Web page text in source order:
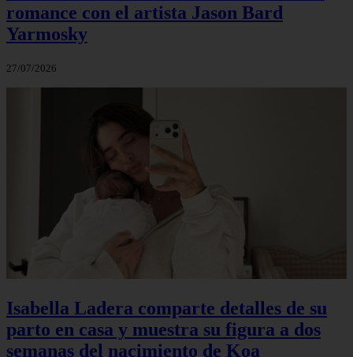
romance con el artista Jason Bard
Yarmosky
27/07/2026
Isabella Ladera comparte detalles de su
parto en casa y muestra su figura a dos
semanas del nacimiento de Koa